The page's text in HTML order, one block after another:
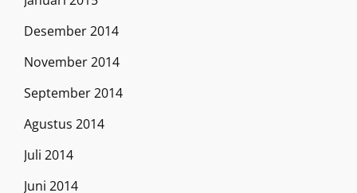
Desember 2014
November 2014
September 2014
Agustus 2014
Juli 2014
Juni 2014